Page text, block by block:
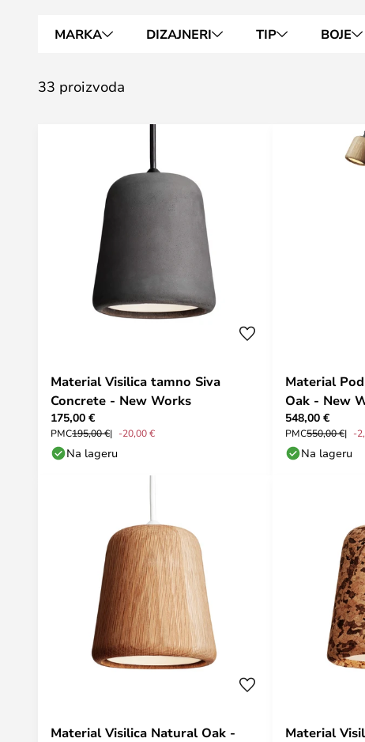
MARKA DIZAJNERI TIP BOJE
33 proizvoda
Material Visilica tamno Siva
Concrete - New Works
175,00 €
PMC195,00 € -20,00 €
Na lageru
Material
Oak - New
548,00 €
PMC550,00 € -
Na lageru
Material Visilica Natural Oak -
Material